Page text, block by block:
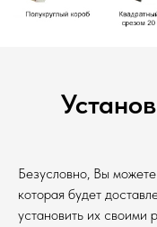
Безусловно, Вы
которая будет
установить их своими